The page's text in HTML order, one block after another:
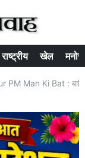
राष्ट्रीय खेल
PM Man Ki Bat :